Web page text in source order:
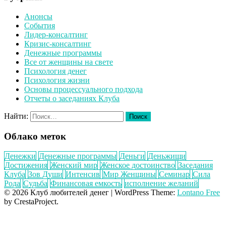
Анонсы
События
Лидер-консалтинг
Кризис-консалтинг
Денежные программы
Все от женщины на свете
Психология денег
Психология жизни
Основы процессуального подхода
Отчеты о заседаниях Клуба
Найти:
Облако меток
Денежки Денежные программы Деньги Деньжищи
Достижения Женский мир Женское достоинство Заседания
Клуба Зов Души Интенсив Мир Женщины Семинар Сила
Рода Судьба Финансовая емкость исполнение желаний
© 2026 Клуб любителей денег | WordPress Theme: Lontano Free
by CrestaProject.